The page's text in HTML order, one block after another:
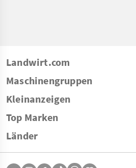
Landwirt.com
Maschinengruppen
Kleinanzeigen
Top Marken
Länder